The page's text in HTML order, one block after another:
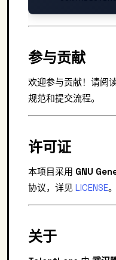
参与贡献
欢迎参与贡献！请阅
规范和提交流程。
许可证
本项目采用 GNU
协议，详见 LICENSE。
关于